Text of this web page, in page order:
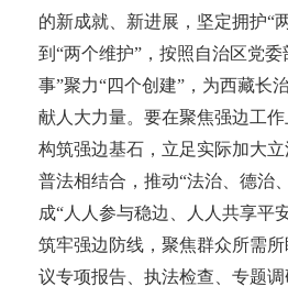
的新成就、新进展，坚定拥护“
到“两个维护”，按照自治区党
事”聚力“四个创建”，为西藏长
献人大力量。要在聚焦强边工
构筑强边基石，立足实际加大
普法相结合，推动“法治、德治
成“人人参与稳边、人人共享平
筑牢强边防线，聚焦群众所需
议专项报告、执法检查、专题